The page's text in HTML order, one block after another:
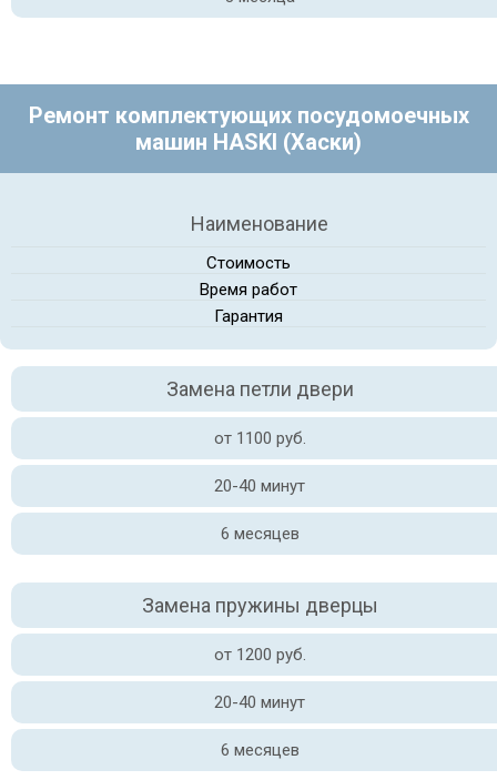
Ремонт комплектующих посудомоечных
машин HASKI (Хаски)
Наименование
Стоимость
Время работ
Гарантия
Замена петли двери
от 1100 руб.
20-40 минут
6 месяцев
Замена пружины дверцы
от 1200 руб.
20-40 минут
6 месяцев